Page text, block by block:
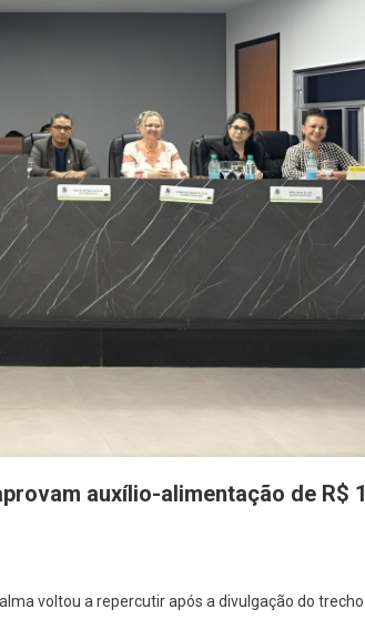
auxílio-alimentação de R$ 1
voltou a repercutir após a divulgação do trecho